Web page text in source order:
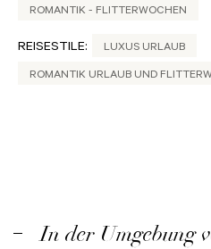
ROMANTIK - FLITTERWOCHEN
REISESTILE: LUXUS URLAUB
ROMANTIK URLAUB UND
In der Umgebung